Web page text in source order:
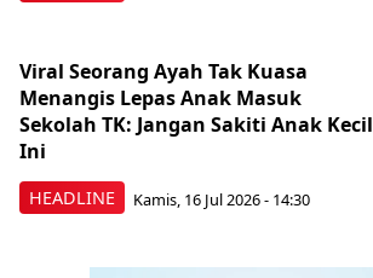
HEADLINE
Viral Seorang Ayah Tak Kuasa
Menangis Lepas Anak Masuk
Sekolah TK: Jangan Sakiti Anak Kecil
Ini
Kamis, 16 Jul 2026 - 14:30